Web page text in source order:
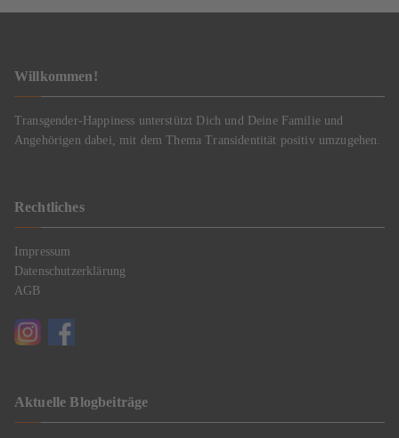
Willkommen!
Transgender-Happiness unterstützt Dich und Deine Familie und
Angehörigen dabei, mit dem Thema Transidentität positiv umzugehen.
Rechtliches
Impressum
Datenschutzerklärung
AGB
Aktuelle Blogbeiträge